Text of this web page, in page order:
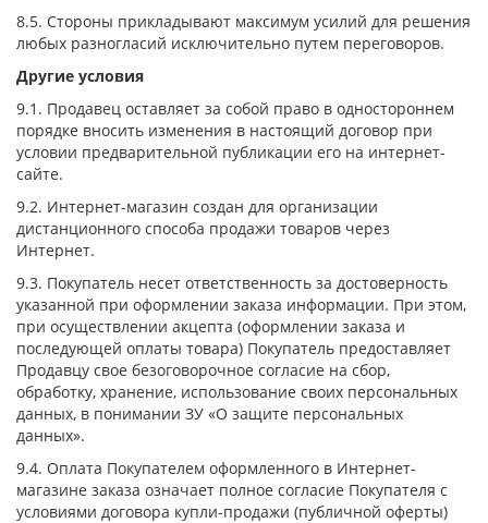
8.5. Стороны прикладывают максимум усилий для решения
любых разногласий исключительно путем переговоров.
Другие условия
9.1. Продавец оставляет за собой право в одностороннем
порядке вносить изменения в настоящий договор при
условии предварительной публикации его на интернет-
сайте.
9.2. Интернет-магазин создан для организации
дистанционного способа продажи товаров через
Интернет.
9.3. Покупатель несет ответственность за достоверность
указанной при оформлении заказа информации. При этом,
при осуществлении акцепта (оформлении заказа и
последующей оплаты товара) Покупатель предоставляет
Продавцу свое безоговорочное согласие на сбор,
обработку, хранение, использование своих персональных
данных, в понимании ЗУ «О защите персональных
данных».
9.4. Оплата Покупателем оформленного в Интернет-
магазине заказа означает полное согласие Покупателя с
условиями договора купли-продажи (публичной оферты)